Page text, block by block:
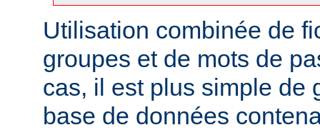
Utilisation combinée de
groupes et de mots de
cas, il est plus simple de
base de données